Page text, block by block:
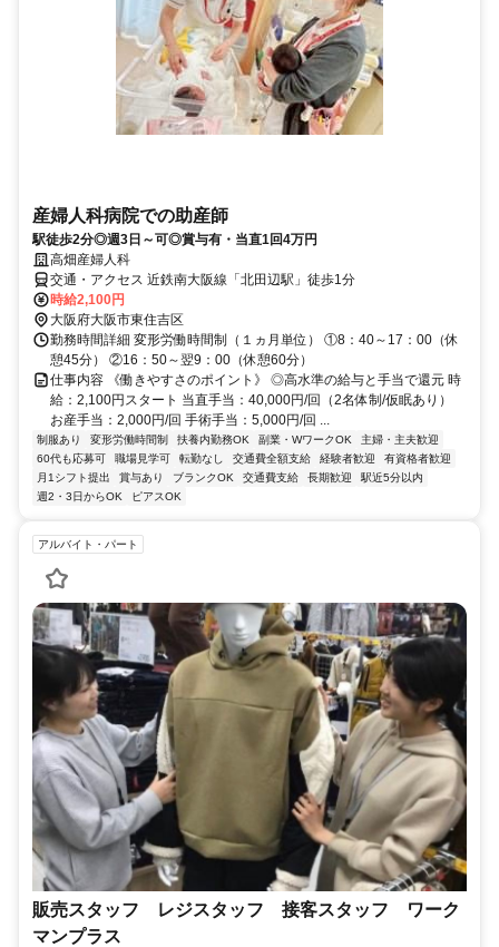
産婦人科病院での助産師
駅徒歩2分◎週3日～可◎賞与有・当直1回4万円
高畑産婦人科
交通・アクセス 近鉄南大阪線「北田辺駅」徒歩1分
時給2,100円
大阪府大阪市東住吉区
勤務時間詳細 変形労働時間制（１ヵ月単位） ①8：40～17：00（休
憩45分） ②16：50～翌9：00（休憩60分）
仕事内容 《働きやすさのポイント》 ◎高水準の給与と手当で還元 時
給：2,100円スタート 当直手当：40,000円/回（2名体制/仮眠あり）
お産手当：2,000円/回 手術手当：5,000円/回 ...
制服あり 変形労働時間制 扶養内勤務OK 副業・WワークOK
主婦・主夫歓迎
60代も応募可
職場見学可 転勤なし 交通費全額支給 経験者歓迎
有資格者歓迎
月1シフト提出
賞与あり ブランクOK 交通費支給 長期歓迎
駅近5分以内
週2・3日からOK
ピアスOK
アルバイト・パート
販売スタッフ レジスタッフ 接客スタッフ ワーク
マンプラス